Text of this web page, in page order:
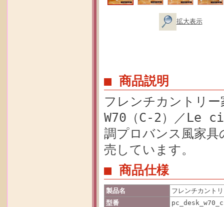
拡大表示
■ 商品説明
フレンチカントリ
W70（C-2）／Le
調プロバンス風家
売しています。
■ 商品仕様
製品名
フレンチカント
型番